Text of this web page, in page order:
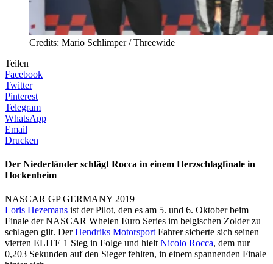
Credits: Mario Schlimper / Threewide
Teilen
Facebook
Twitter
Pinterest
Telegram
WhatsApp
Email
Drucken
Der Niederländer schlägt Rocca in einem Herzschlagfinale in
Hockenheim
NASCAR GP GERMANY 2019
Loris Hezemans ist der Pilot, den es am 5. und 6. Oktober beim
Finale der NASCAR Whelen Euro Series im belgischen Zolder zu
schlagen gilt. DerHendriks Motorsport Fahrer sicherte sich seinen
vierten ELITE 1 Sieg in Folge und hielt Nicolo Rocca, dem nur
0,203 Sekunden auf den Sieger fehlten, in einem spannenden Finale